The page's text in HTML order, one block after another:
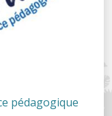
pédagogique